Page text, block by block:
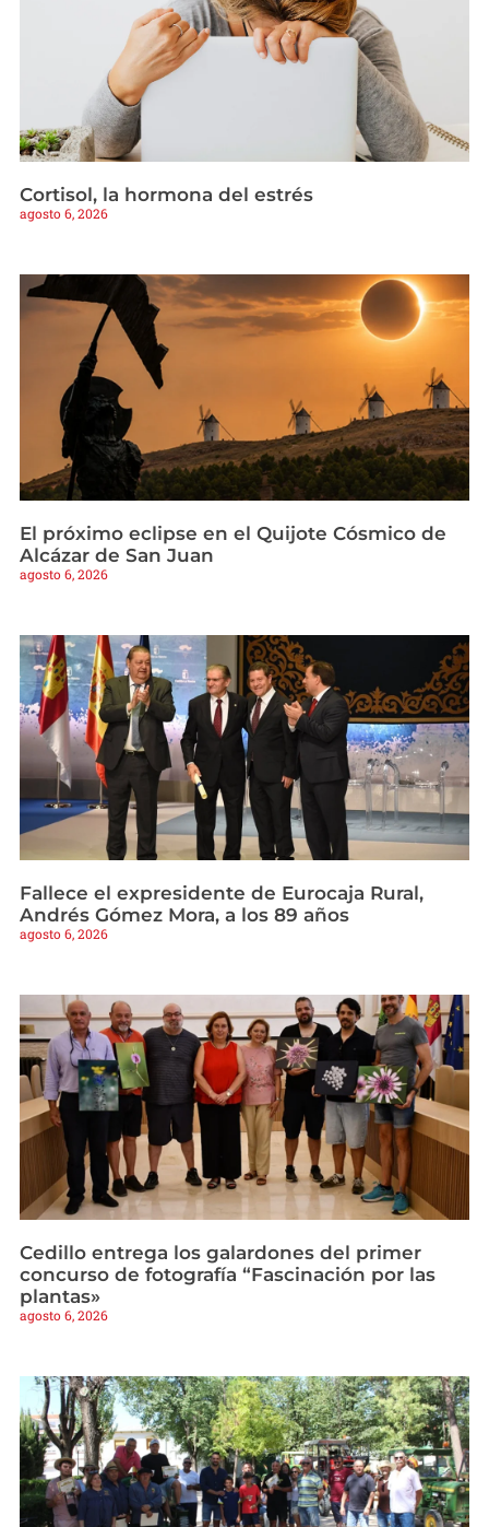
Cortisol, la hormona del estrés
agosto 6, 2026
El próximo eclipse en el Quijote Cósmico de
Alcázar de San Juan
agosto 6, 2026
Fallece el expresidente de Eurocaja Rural,
Andrés Gómez Mora, a los 89 años
agosto 6, 2026
Cedillo entrega los galardones del primer
concurso de fotografía “Fascinación por las
plantas»
agosto 6, 2026